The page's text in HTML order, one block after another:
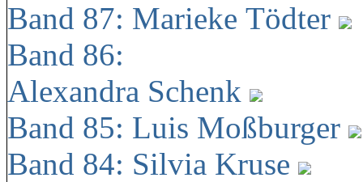
Band 87: Marieke Tödter
Band 86:
Alexandra Schenk
Band 85: Luis Moßburger
Band 84: Silvia Kruse